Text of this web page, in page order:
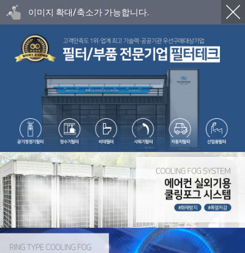
이미지 확대/축소가 가능합니다.